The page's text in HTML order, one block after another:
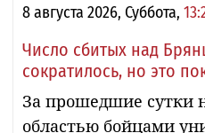
8 августа 2026, Суббота,
Число сбитых над
сократилось, но это
За прошедшие сутки
областью бойцами